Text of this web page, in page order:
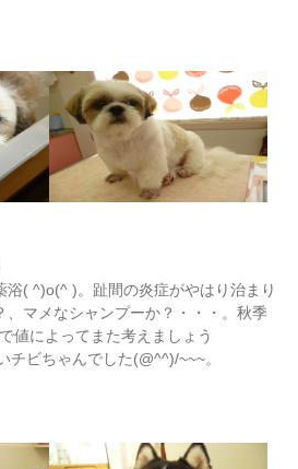
浴( ^)o(^ )。趾間の炎症がやはり治まり
、マメなシャンプーか？・・・。秋季
値によってまた考えましょう
チビちゃんでした(@^^)/~~~。